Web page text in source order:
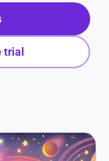
trial